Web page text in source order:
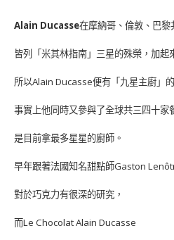
Alain Ducasse在摩納哥、倫敦、巴黎
皆列「米其林指南」三星的殊榮，加起
所以Alain Ducasse便有「九星主廚」
事實上他同時又參與了全球共三四十家
是目前拿最多星星的廚師。
早年跟著法國知名甜點師Gaston
對於巧克力有很深的研究，
而Le Chocolat Alain Ducasse